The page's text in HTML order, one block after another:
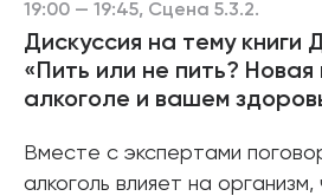
19:00 — 19:45, Сцена 5.3.2.
Дискуссия на тему книги
«Пить или не пить? Новая
алкоголе и вашем
Вместе с экспертами
алкоголь влияет на